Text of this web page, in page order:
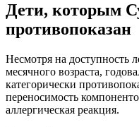
Дети, которым
противопоказан
Несмотря на доступность
месячного возраста,
категорически
переносимость
аллергическая реакция.